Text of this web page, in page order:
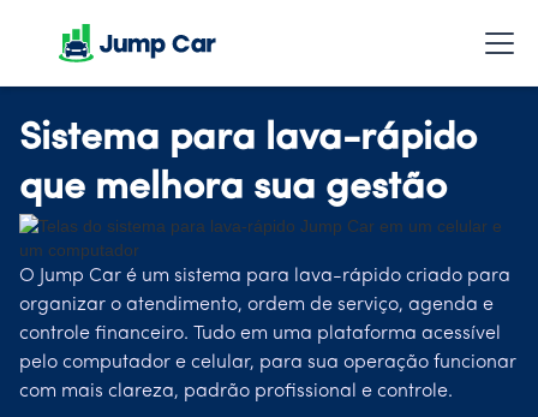
Sistema para lava-rápido
que melhora sua gestão
O Jump Car é um sistema para lava-rápido criado para
organizar o atendimento, ordem de serviço, agenda e
controle financeiro. Tudo em uma plataforma acessível
pelo computador e celular, para sua operação funcionar
com mais clareza, padrão profissional e controle.